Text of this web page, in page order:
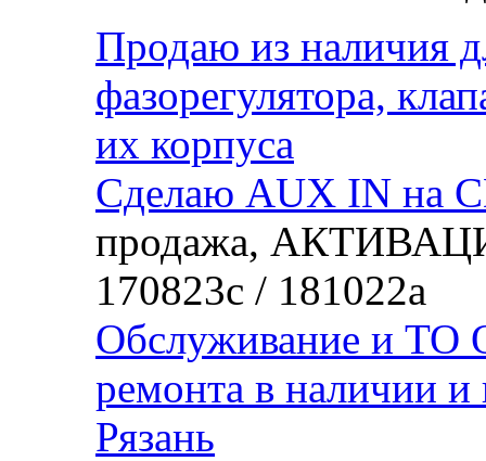
Продаю из наличия
фазорегулятора,
их корпуса
Сделаю AUX IN на
продажа,
170823с / 181022а
Обслуживание и ТО
ремонта в наличии
Рязань